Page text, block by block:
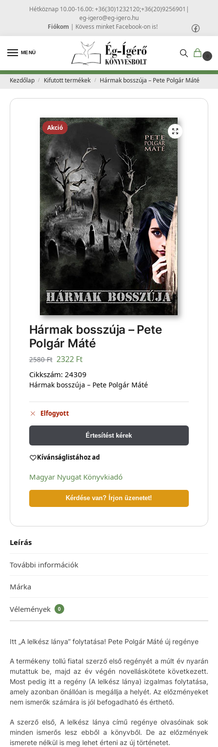
Hétköznap 10.00-16.00: +36(30)1232120;+36(20)9256901 |
eg-igero@eg-igero.hu
Fiókom | Kövess minket Facebook-on is!
MENÜ
0
Kezdőlap / Kifutott termékek / Hármak bosszúja – Pete Polgár Máté
Akció
Hármak bosszúja – Pete
Polgár Máté
2580Ft 2322 Ft
Cikkszám: 24309
Hármak bosszúja – Pete Polgár Máté
Elfogyott
Értesítést kérek
Kívánságlistához ad
Magyar Nyugat Könyvkiadó
Kérdése van? Írjon üzenetet!
Leírás
További információk
Márka
Vélemények 0
Itt „A lelkész lánya” folytatása! Pete Polgár Máté új regénye
A termékeny tollú fiatal szerző első regényét a múlt év nyarán
mutattuk be, majd az év végén novelláskötete következett.
Most pedig itt a regény (A lelkész lánya) izgalmas folytatása,
amely azonban önállóan is megállja a helyét. Az előzményeket
nem ismerők számára is jól befogadható és érthető.
A szerző első, A lelkész lánya című regénye olvasóinak sok
minden ismerős lesz ebből a könyvből. De az előzmények
ismerete nélkül is meg lehet érteni az új történetet.